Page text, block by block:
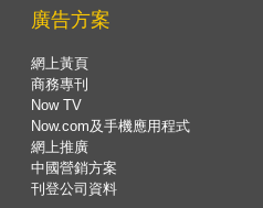
廣告方案
網上黃頁
商務專刊
Now TV
Now.com及手機應用程式
網上推廣
中國營銷方案
刊登公司資料